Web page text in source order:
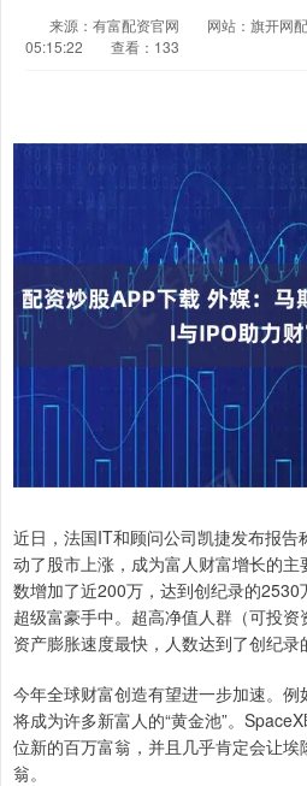
来源：有富配资官网 网站：旗开网
05:15:22
查看：133
近日，法国IT和顾问公司凯捷发布报告
动了股市上涨，成为富人财富增长的主
数增加了近200万，达到创纪录的
超级富豪手中。超高净值人群（可投
资产膨胀速度最快，人数达到了创纪录
今年全球财富创造有望进一步加速。
将成为许多新富人的“黄金池”。
位新的百万富翁，并且几乎肯定会让埃
翁。